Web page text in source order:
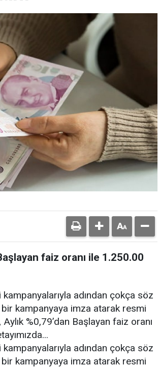
faiz oranı ile 1.250.00
adından çokça söz
kampanyaya imza atarak resmi
%0,79’dan Başlayan faiz oranı
adından çokça söz
kampanyaya imza atarak resmi